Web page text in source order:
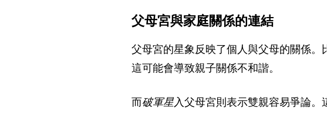
父母宮與家庭關係的連結
父母宮的星象反映了個人與父母的關係。
這可能會導致親子關係不和諧。
而破軍星 入父母宮則表示雙親容易爭論。